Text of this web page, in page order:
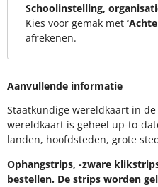
Schoolinstelling,
Kies voor gemak met
afrekenen.
Aanvullende informatie
Staatkundige wereldkaart in
wereldkaart is geheel up-to-
landen, hoofdsteden, grote
Ophangstrips, -zware
bestellen. De strips worden